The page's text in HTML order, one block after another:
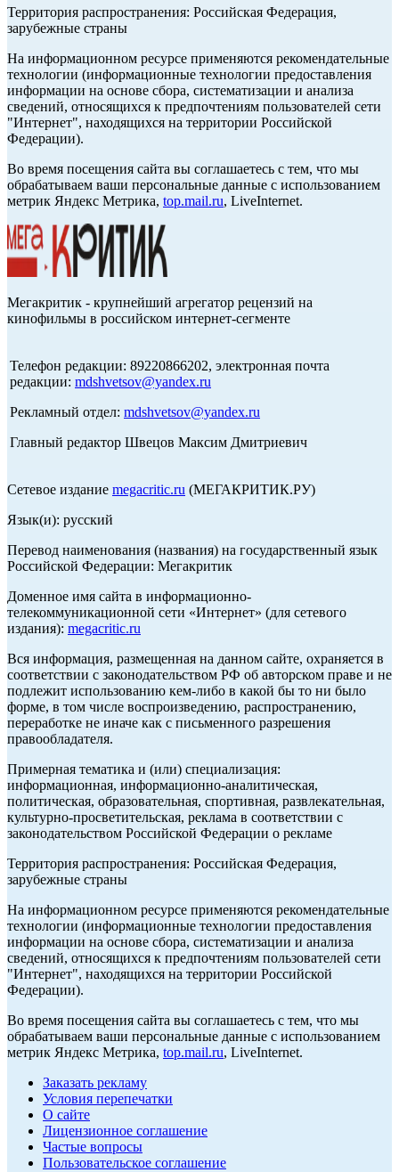
Территория распространения: Российская Федерация,
зарубежные страны
На информационном ресурсе применяются рекомендательные
технологии (информационные технологии предоставления
информации на основе сбора, систематизации и анализа
сведений, относящихся к предпочтениям пользователей сети
"Интернет", находящихся на территории Российской
Федерации).
Во время посещения сайта вы соглашаетесь с тем, что мы
обрабатываем ваши персональные данные с использованием
метрик Яндекс Метрика, top.mail.ru, LiveInternet.
Мегакритик - крупнейший агрегатор рецензий на
кинофильмы в российском интернет-сегменте
Телефон редакции: 89220866202, электронная почта
редакции: mdshvetsov@yandex.ru
Рекламный отдел: mdshvetsov@yandex.ru
Главный редактор Швецов Максим Дмитриевич
Сетевое издание megacritic.ru (МЕГАКРИТИК.РУ)
Язык(и): русский
Перевод наименования (названия) на государственный язык
Российской Федерации: Мегакритик
Доменное имя сайта в информационно-
телекоммуникационной сети «Интернет» (для сетевого
издания): megacritic.ru
Вся информация, размещенная на данном сайте, охраняется в
соответствии с законодательством РФ об авторском праве и не
подлежит использованию кем-либо в какой бы то ни было
форме, в том числе воспроизведению, распространению,
переработке не иначе как с письменного разрешения
правообладателя.
Примерная тематика и (или) специализация:
информационная, информационно-аналитическая,
политическая, образовательная, спортивная, развлекательная,
культурно-просветительская, реклама в соответствии с
законодательством Российской Федерации о рекламе
Территория распространения: Российская Федерация,
зарубежные страны
На информационном ресурсе применяются рекомендательные
технологии (информационные технологии предоставления
информации на основе сбора, систематизации и анализа
сведений, относящихся к предпочтениям пользователей сети
"Интернет", находящихся на территории Российской
Федерации).
Во время посещения сайта вы соглашаетесь с тем, что мы
обрабатываем ваши персональные данные с использованием
метрик Яндекс Метрика, top.mail.ru, LiveInternet.
Заказать рекламу
Условия перепечатки
О сайте
Лицензионное соглашение
Частые вопросы
Пользовательское соглашение